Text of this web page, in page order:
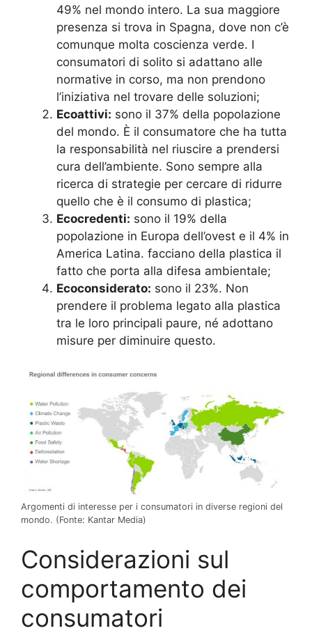
49% nel mondo intero. La sua maggiore
presenza si trova in Spagna, dove non c’è
comunque molta coscienza verde. I
consumatori di solito si adattano alle
normative in corso, ma non prendono
l’iniziativa nel trovare delle soluzioni;
Ecoattivi: sono il 37% della popolazione
del mondo. È il consumatore che ha tutta
la responsabilità nel riuscire a prendersi
cura dell’ambiente. Sono sempre alla
ricerca di strategie per cercare di ridurre
quello che è il consumo di plastica;
Ecocredenti: sono il 19% della
popolazione in Europa dell’ovest e il 4% in
America Latina. facciano della plastica il
fatto che porta alla difesa ambientale;
Ecoconsiderato: sono il 23%. Non
prendere il problema legato alla plastica
tra le loro principali paure, né adottano
misure per diminuire questo.
Argomenti di interesse per i consumatori in diverse regioni del
mondo. (Fonte: Kantar Media)
Considerazioni sul
comportamento dei
consumatori